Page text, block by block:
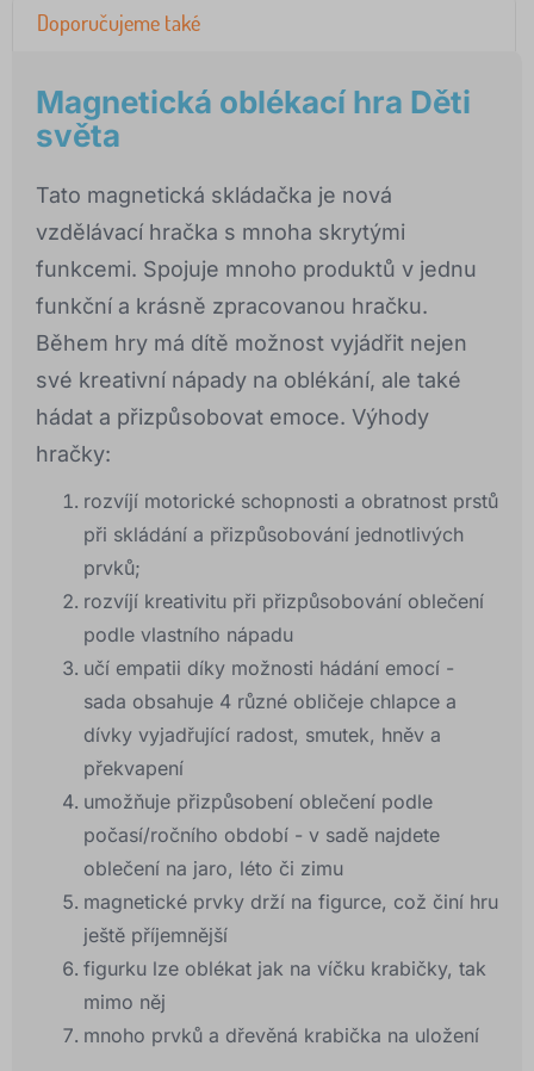
Doporučujeme také
Magnetická oblékací hra Děti
světa
Tato magnetická skládačka je nová
vzdělávací hračka s mnoha skrytými
funkcemi. Spojuje mnoho produktů v jednu
funkční a krásně zpracovanou hračku.
Během hry má dítě možnost vyjádřit nejen
své kreativní nápady na oblékání, ale také
hádat a přizpůsobovat emoce. Výhody
hračky:
rozvíjí motorické schopnosti a obratnost prstů
při skládání a přizpůsobování jednotlivých
prvků;
rozvíjí kreativitu při přizpůsobování oblečení
podle vlastního nápadu
učí empatii díky možnosti hádání emocí -
sada obsahuje 4 různé obličeje chlapce a
dívky vyjadřující radost, smutek, hněv a
překvapení
umožňuje přizpůsobení oblečení podle
počasí/ročního období - v sadě najdete
oblečení na jaro, léto či zimu
magnetické prvky drží na figurce, což činí hru
ještě příjemnější
figurku lze oblékat jak na víčku krabičky, tak
mimo něj
mnoho prvků a dřevěná krabička na uložení